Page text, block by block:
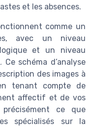
et les absences.
comme un
avec un niveau
et un niveau
schéma d’analyse
des images à
tenant compte de
affectif et de vos
précisément ce que
spécialisés sur la